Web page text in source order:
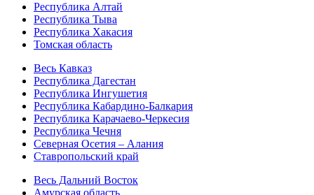
Республика Алтай
Республика Тыва
Республика Хакасия
Томская область
Весь Кавказ
Республика Дагестан
Республика Ингушетия
Республика Кабардино-Балкария
Республика Карачаево-Черкесия
Республика Чечня
Северная Осетия – Алания
Ставропольский край
Весь Дальний Восток
Амурская область